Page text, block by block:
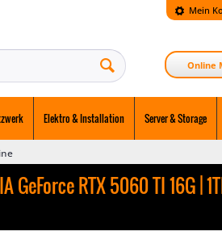
Mein
Online
Elektro & Installation Server & Storage
RTX 5060 TI 16G |